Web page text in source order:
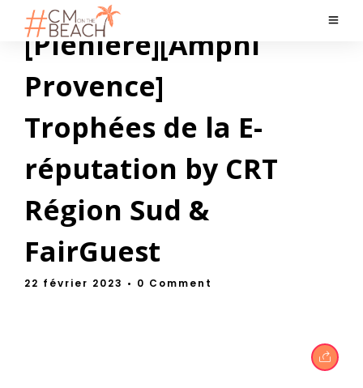
[Plénière][Amphi
Provence]
Trophées de la E-
réputation by CRT
Région Sud &
FairGuest
22 février 2023 • 0 Comment